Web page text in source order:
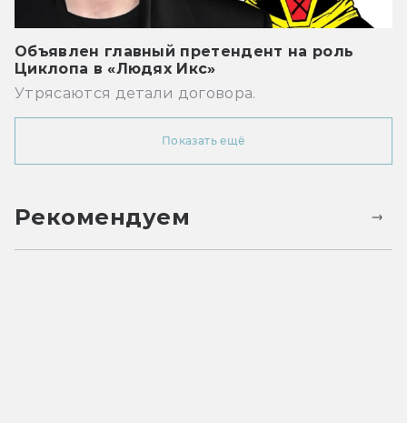
Объявлен главный претендент на роль
Циклопа в «Людях Икс»
Утрясаются детали договора.
Показать ещё
Рекомендуем